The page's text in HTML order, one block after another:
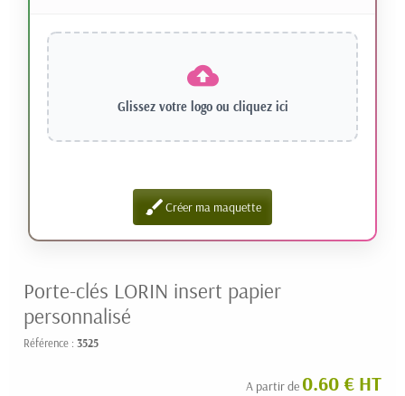
Glissez votre logo ou cliquez ici
brushCréer ma maquette
Porte-clés LORIN insert papier
personnalisé
Référence : 3525
A partir de 0.60 € HT